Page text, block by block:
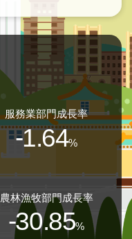
服務業部門成長率
-1.64%
農林漁牧部門成長率
-30.85%